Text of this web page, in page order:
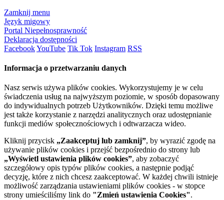
Zamknij menu
Język migowy
Portal Niepełnosprawność
Deklaracja dostępności
FacebookYouTube Tik Tok Instagram RSS
Informacja o przetwarzaniu danych
Nasz serwis używa plików cookies. Wykorzystujemy je w celu
świadczenia usług na najwyższym poziomie, w sposób dopasowany
do indywidualnych potrzeb Użytkowników. Dzięki temu możliwe
jest także korzystanie z narzędzi analitycznych oraz udostępnianie
funkcji mediów społecznościowych i odtwarzacza wideo.
Kliknij przycisk „Zaakceptuj lub zamknij”, by wyrazić zgodę na
używanie plików cookies i przejść bezpośrednio do strony lub
„Wyświetl ustawienia plików cookies”, aby zobaczyć
szczegółowy opis typów plików cookies, a następnie podjąć
decyzję, które z nich chcesz zaakceptować. W każdej chwili istnieje
możliwość zarządzania ustawieniami plików cookies - w stopce
strony umieściliśmy link do "Zmień ustawienia Cookies".